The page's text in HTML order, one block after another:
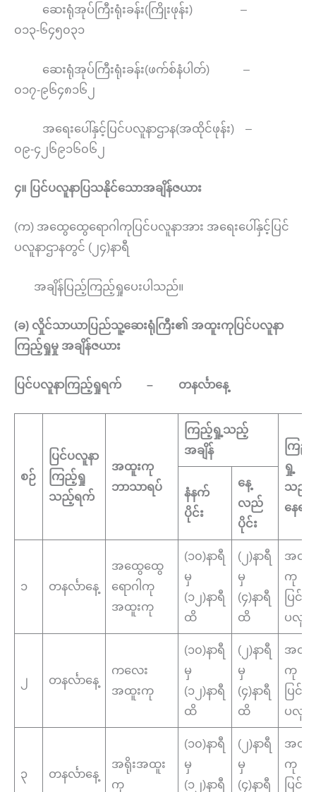
ဆေးရုံအုပ်ကြီးရုံးခန်း(ကြိုးဖုန်း) –
၀၁၃-၆၄၅၀၃၁
ဆေးရုံအုပ်ကြီးရုံးခန်း(ဖက်စ်နံပါတ်) –
၀၁၇-၉၆၄၈၁၆၂
အရေးပေါ်နှင့်ပြင်ပလူနာဌာန(အထိုင်ဖုန်း) –
၀၉-၄၂၆၉၁၆၀၆၂
၄။ ပြင်ပလူနာပြသနိုင်သောအချိန်ဇယား
(က) အထွေထွေရောဂါကုပြင်ပလူနာအား အရေးပေါ်နှင့်ပြင်
ပလူနာဌာနတွင် (၂၄)နာရီ
အချိန်ပြည့်ကြည့်ရှုပေးပါသည်။
(ခ) လှိုင်သာယာပြည်သူ့ဆေးရုံကြီး၏ အထူးကုပြင်ပလူနာ
ကြည့်ရှုမှု အချိန်ဇယား
ပြင်ပလူနာကြည့်ရှုရက် – တနင်္လာနေ့
စဉ်
ပြင်ပလူနာ
ကြည့်ရှု
သည့်ရက်
အထူးကု
ဘာသာရပ်
ကြည့်ရှု့သည့်
အချိန်
ကြည့်
ရှု့
သည့်
နေရာ
နံနက်
ပိုင်း
နေ့
လည်
ပိုင်း
၁ တနင်္လာနေ့
အထွေထွေ
ရောဂါကု
အထူးကု
(၁၀)နာရီ
မှ
(၁၂)နာရီ
ထိ
(၂)နာရီ
မှ
(၄)နာရီ
ထိ
အထူး
ကု
ပြင်
ပလူနာ
၂ တနင်္လာနေ့
ကလေး
အထူးကု
(၁၀)နာရီ
မှ
(၁၂)နာရီ
ထိ
(၂)နာရီ
မှ
(၄)နာရီ
ထိ
အထူး
ကု
ပြင်
ပလူနာ
၃ တနင်္လာနေ့
အရိုးအထူး
ကု
(၁၀)နာရီ
မှ
(၁၂)နာရီ
(၂)နာရီ
မှ
(၄)နာရီ
အထူး
ကု
ပြင်